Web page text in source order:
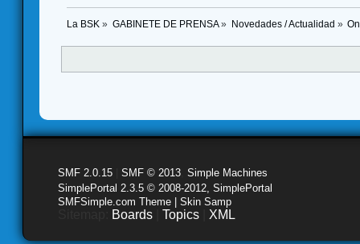
La BSK » GABINETE DE PRENSA» Novedades / Actualidad »
SMF 2.0.15 SMF © 2013 Simple Machines
SimplePortal 2.3.5 © 2008-2012, SimplePortal
SMFSimple.com Theme | Skin Samp
Boards Topics XML